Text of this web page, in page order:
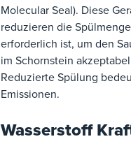
Molecular Seal). Diese
reduzieren die
erforderlich ist, um den
im Schornstein
Reduzierte Spülung
Emissionen.
Wasserstoff